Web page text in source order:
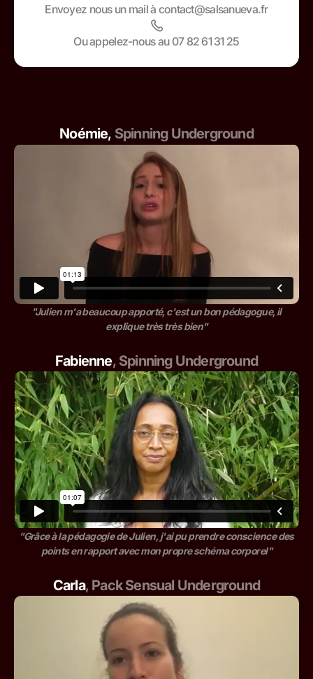
Envoyez nous un mail à contact@salsanueva.fr
Ou appelez-nous au 07 82 61 31 25
Noémie, Spinning Underground
"Julien m'a beaucoup apporté, c'est un bon pédagogue, il
explique très très bien"
Fabienne, Spinning Underground
"Grâce à la pédagogie de Julien, j'ai pu prendre conscience des
points en rapport avec mon propre schéma corporel"
Carla, Pack Sensual Underground